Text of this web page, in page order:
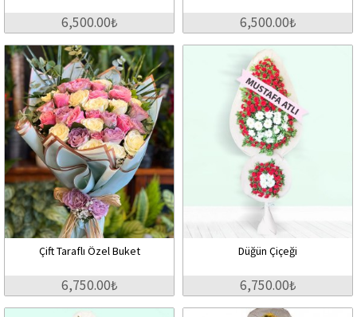
6,500.00₺ 6,500.00₺
Çift Taraflı Özel Buket
6,750.00₺
Düğün Çiçeği
6,750.00₺